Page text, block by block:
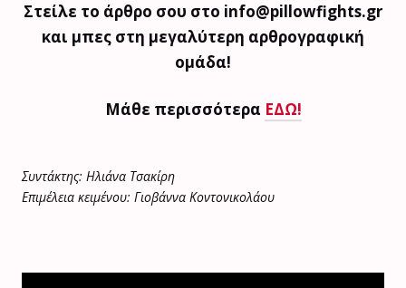
Στείλε το άρθρο σου στο info@pillowfights.gr
και μπες στη μεγαλύτερη αρθρογραφική
ομάδα!
Μάθε περισσότερα ΕΔΩ!
Συντάκτης: Ηλιάνα Τσακίρη
Επιμέλεια κειμένου: Γιοβάννα Κοντονικολάου